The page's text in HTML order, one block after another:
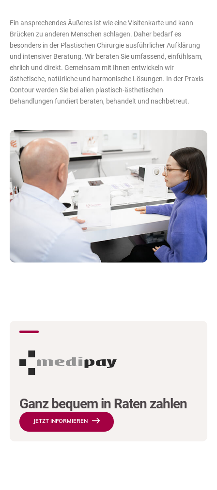
Ein ansprechendes Äußeres ist wie eine Visitenkarte und kann
Brücken zu anderen Menschen schlagen. Daher bedarf es
besonders in der Plastischen Chirurgie ausführlicher Aufklärung
und intensiver Beratung. Wir beraten Sie umfassend, einfühlsam,
ehrlich und direkt. Gemeinsam mit Ihnen entwickeln wir
ästhetische, natürliche und harmonische Lösungen. In der Praxis
Contour werden Sie bei allen plastisch-ästhetischen
Behandlungen fundiert beraten, behandelt und nachbetreut.
Ganz bequem in Raten zahlen
JETZT INFORMIEREN